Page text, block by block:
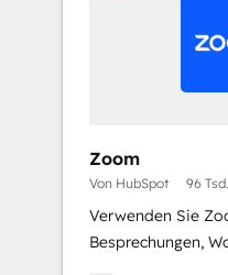
Zoom
Von HubSpot 96
Verwenden Sie
Besprechungen,